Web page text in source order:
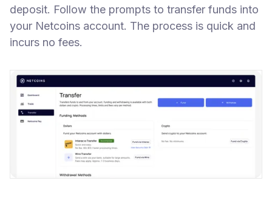
deposit. Follow the prompts to transfer funds into
your Netcoins account. The process is quick and
incurs no fees.